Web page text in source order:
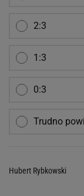
2:3
1:3
0:3
Trudno
Hubert Rybkowski